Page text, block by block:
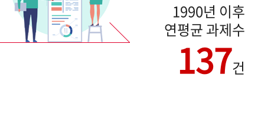
1990년 이후
연평균 과제수
137건